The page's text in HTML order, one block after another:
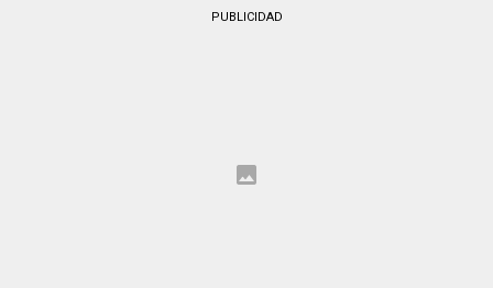
PUBLICIDAD